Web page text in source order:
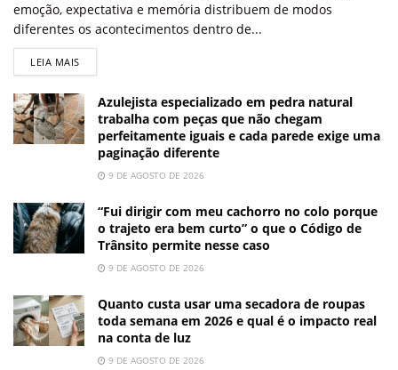
emoção, expectativa e memória distribuem de modos
diferentes os acontecimentos dentro de...
LEIA MAIS
Azulejista especializado em pedra natural
trabalha com peças que não chegam
perfeitamente iguais e cada parede exige uma
paginação diferente
9 DE AGOSTO DE 2026
“Fui dirigir com meu cachorro no colo porque
o trajeto era bem curto” o que o Código de
Trânsito permite nesse caso
9 DE AGOSTO DE 2026
Quanto custa usar uma secadora de roupas
toda semana em 2026 e qual é o impacto real
na conta de luz
9 DE AGOSTO DE 2026